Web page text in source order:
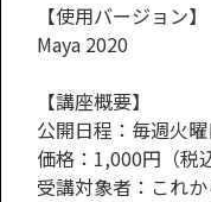
【使用バージョン】
Maya 2020
【講座概要】
公開日程：毎週火
価格：1,000円（税
受講対象者：これ